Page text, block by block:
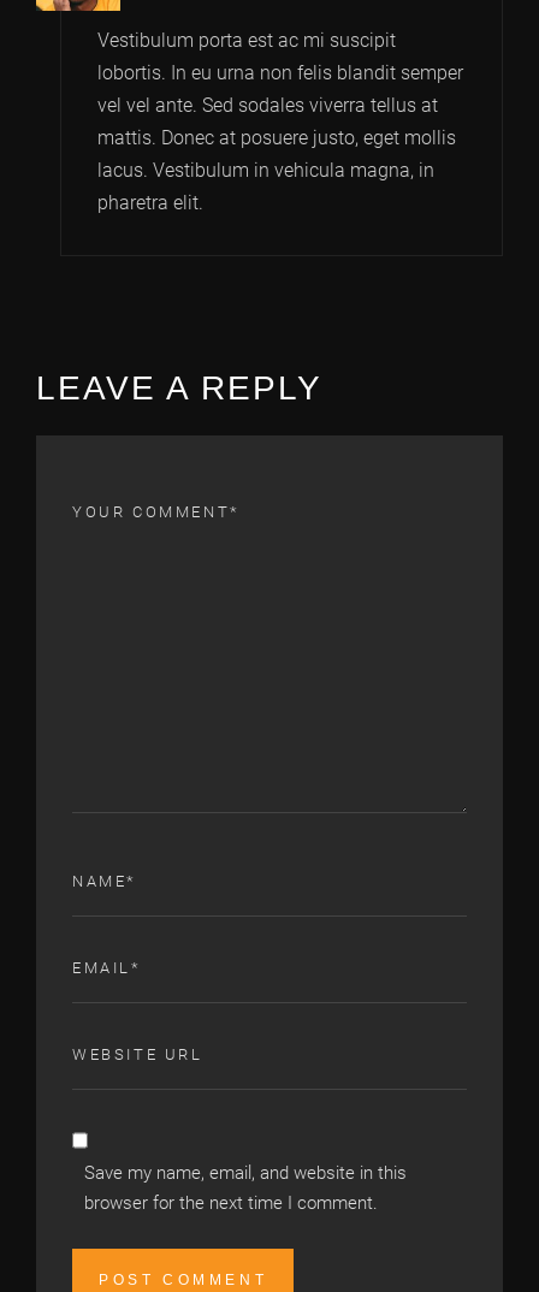
Vestibulum porta est ac mi suscipit
lobortis. In eu urna non felis blandit semper
vel vel ante. Sed sodales viverra tellus at
mattis. Donec at posuere justo, eget mollis
lacus. Vestibulum in vehicula magna, in
pharetra elit.
LEAVE A REPLY
Save my name, email, and website in this
browser for the next time I comment.